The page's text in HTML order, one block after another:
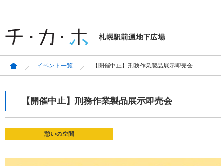
イベント一覧 【開催中止】刑務作業製品展示即売会
【開催中止】刑務作業製品展示即売会
憩いの空間